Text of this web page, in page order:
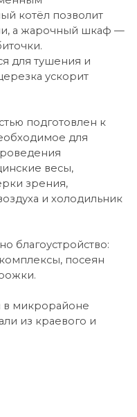
котёл позволит
а жарочный шкаф —
для тушения и
ускорит
подготовлен к
для
весы,
зрения,
и холодильник
благоустройство:
посеян
в микрорайоне
из краевого и